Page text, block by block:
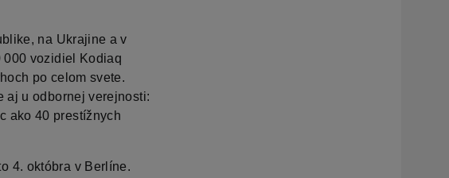
na Ukrajine a v
000 vozidiel Kodiaq
po celom svete.
aj u odbornej verejnosti:
ako 40 prestížnych
4. októbra v Berlíne.